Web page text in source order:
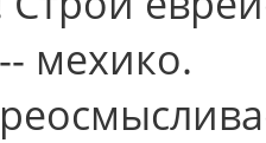
мехико.